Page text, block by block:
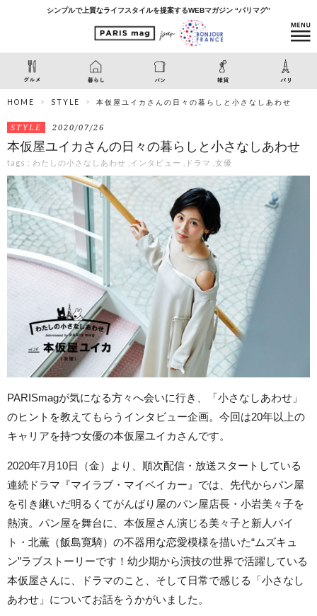
シンプルで上質なライフスタイルを提案するWEBマガジン “パリマグ”
HOME STYLE 本仮屋ユイカさんの日々の暮らしと小さなしあわせ
STYLE 2020/07/26
本仮屋ユイカさんの日々の暮らしと小さなしあわせ
tags : わたしの小さなしあわせ インタビュー ドラマ 女優
PARISmagが気になる方々へ会いに行き、「小さなしあわせ」
のヒントを教えてもらうインタビュー企画。今回は20年以上の
キャリアを持つ女優の本仮屋ユイカさんです。
2020年7月10日（金）より、順次配信・放送スタートしている
連続ドラマ『マイラブ・マイベイカー』では、先代からパン屋
を引き継いだ明るくてがんばり屋のパン屋店長・小岩美々子を
熱演。パン屋を舞台に、本仮屋さん演じる美々子と新人バイ
ト・北薫（飯島寛騎）の不器用な恋愛模様を描いた“ムズキュ
ン”ラブストーリーです！幼少期から演技の世界で活躍している
本仮屋さんに、ドラマのこと、そして日常で感じる「小さなし
あわせ」についてお話をうかがいました。